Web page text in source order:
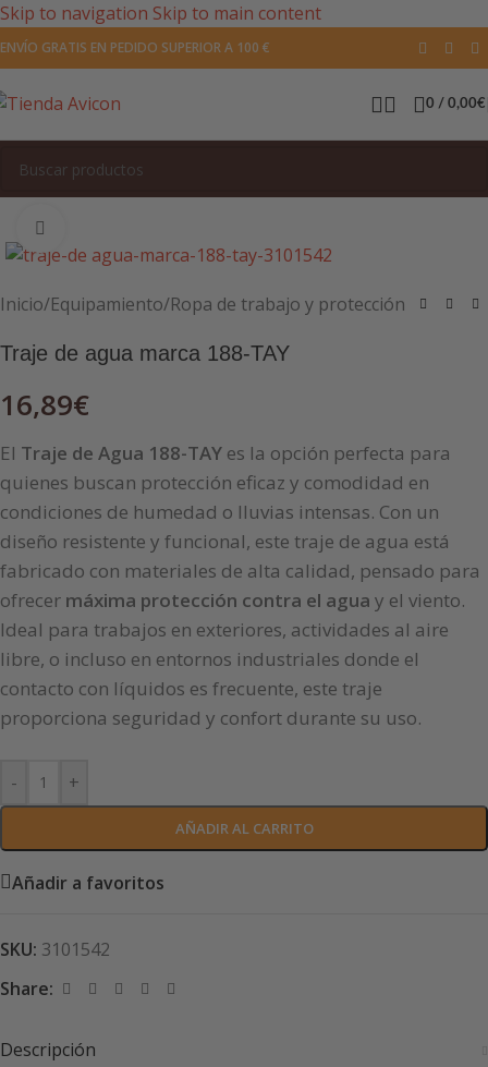
Skip to navigation Skip to main content
ENVÍO GRATIS EN PEDIDO SUPERIOR A 100 €
0 / 0,00€
Inicio/Equipamiento/Ropa de trabajo y protección
Traje de agua marca 188-TAY
16,89€
El Traje de Agua 188-TAY es la opción perfecta para
quienes buscan protección eficaz y comodidad en
condiciones de humedad o lluvias intensas. Con un
diseño resistente y funcional, este traje de agua está
fabricado con materiales de alta calidad, pensado para
ofrecer máxima protección contra el agua y el viento.
Ideal para trabajos en exteriores, actividades al aire
libre, o incluso en entornos industriales donde el
contacto con líquidos es frecuente, este traje
proporciona seguridad y confort durante su uso.
- +
AÑADIR AL CARRITO
Añadir a favoritos
SKU: 3101542
Share:
Descripción